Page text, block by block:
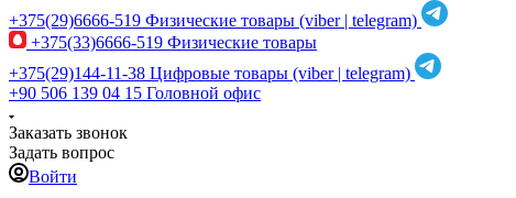
+375(29)6666-519 Физические товары (viber | telegram)
+375(33)6666-519 Физические товары
+375(29)144-11-38 Цифровые товары (viber | telegram)
+90 506 139 04 15 Головной офис
Заказать звонок
Задать вопрос
Войти